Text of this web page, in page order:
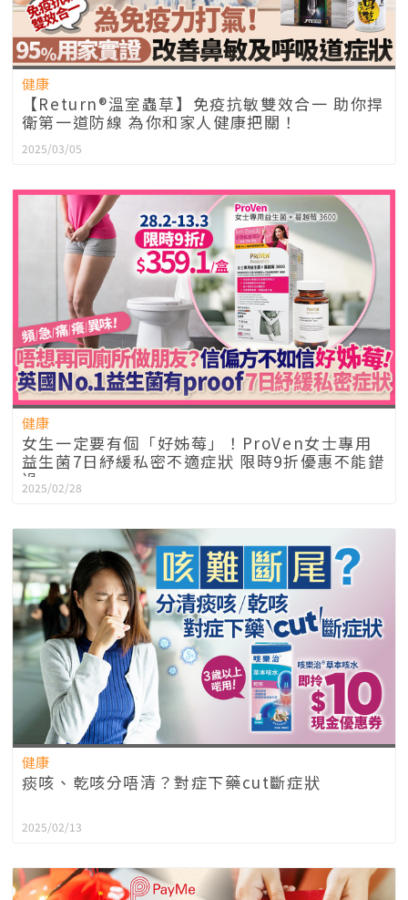
健康
【Return®溫室蟲草】免疫抗敏雙效合一 助你捍
衛第一道防線 為你和家人健康把關！
2025/03/05
健康
女生一定要有個「好姊莓」！ProVen女士專用
益生菌7日紓緩私密不適症狀 限時9折優惠不能錯
過
2025/02/28
健康
痰咳、乾咳分唔清？對症下藥cut斷症狀
2025/02/13